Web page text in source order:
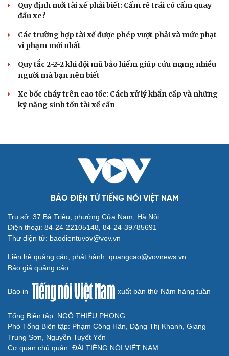
Cải chính
Quy định mới tài xế phải biết: Cấm rẽ trái có cấm quay
đầu xe?
Các trường hợp tài xế được phép vượt phải và mức phạt
vi phạm mới nhất
Quy tắc 2-2-2 khi đội mũ bảo hiểm giúp cứu mạng nhiều
người mà bạn nên biết
Xe bốc cháy trên cao tốc: Cách xử lý khẩn cấp và những
kỹ năng sinh tồn tài xế cần
BÁO ĐIỆN TỬ TIẾNG NÓI VIỆT NAM
Trụ sở: 37 Bà Triệu, phường Cửa Nam, Hà Nội
Điện thoại: 84-24-22105148, 84-24-39785691
Thư điện tử: baodientuvov@vov.vn
Liên hệ quảng cáo, phát hành: quangcao@vovnews.vn
Báo giá quảng cáo
Báo in xuất bản thứ Năm hàng tuần
Tổng Biên tập: NGÔ THIỆU PHONG
Phó Tổng Biên tập: Phạm Công Hân, Đặng Thị Khanh, Giang
Trung Sơn, Nguyễn Tuyết Yến
Cơ quan chủ quản: ĐÀI TIẾNG NÓI VIỆT NAM